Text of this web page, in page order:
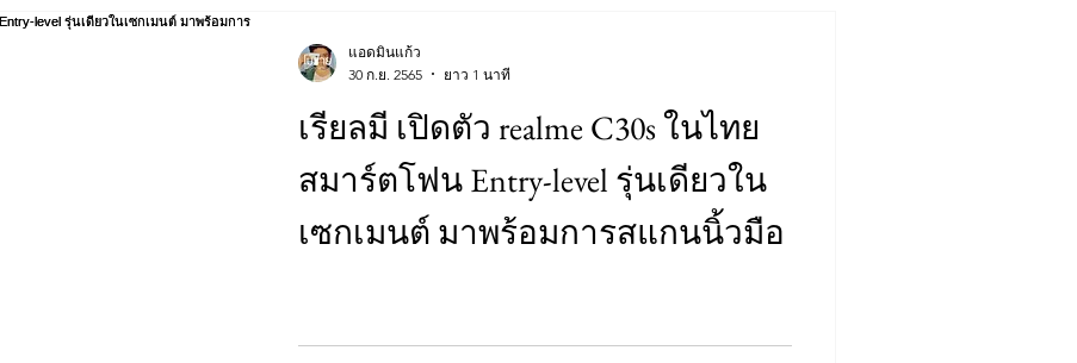
เรียลมี เปิดตัว realme C30s ในไทย
สมาร์ตโฟน Entry-level รุ่นเดียวใน
เซกเมนต์ มาพร้อมการสแกนนิ้วมือ
แอดมินแก้ว
30 ก.ย. 2565
ยาว 1 นาที